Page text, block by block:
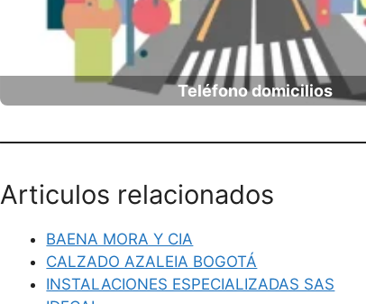
Teléfono domicilios
Articulos relacionados
BAENA MORA Y CIA
CALZADO AZALEIA BOGOTÁ
INSTALACIONES ESPECIALIZADAS SAS